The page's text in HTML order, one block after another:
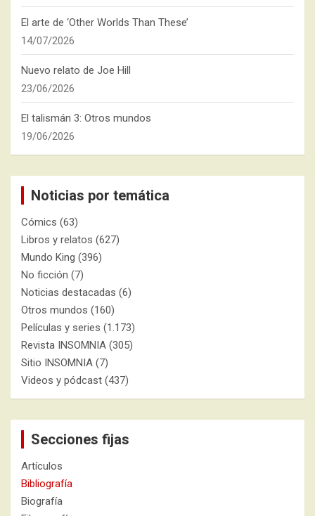
El arte de ‘Other Worlds Than These’
14/07/2026
Nuevo relato de Joe Hill
23/06/2026
El talismán 3: Otros mundos
19/06/2026
Noticias por temática
Cómics (63)
Libros y relatos (627)
Mundo King (396)
No ficción (7)
Noticias destacadas (6)
Otros mundos (160)
Películas y series (1.173)
Revista INSOMNIA (305)
Sitio INSOMNIA (7)
Videos y pódcast (437)
Secciones fijas
Artículos
Bibliografía
Biografía